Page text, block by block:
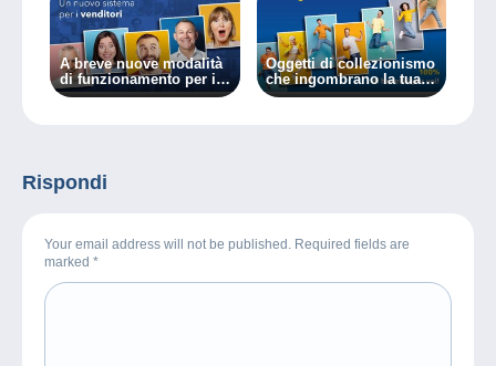
A breve nuove modalità
di funzionamento per i
venditori Delcampe!
Oggetti di collezionismo
che ingombrano la tua
casa? Vendili senza
Rispondi
Your email address will not be published. Required fields are
marked *